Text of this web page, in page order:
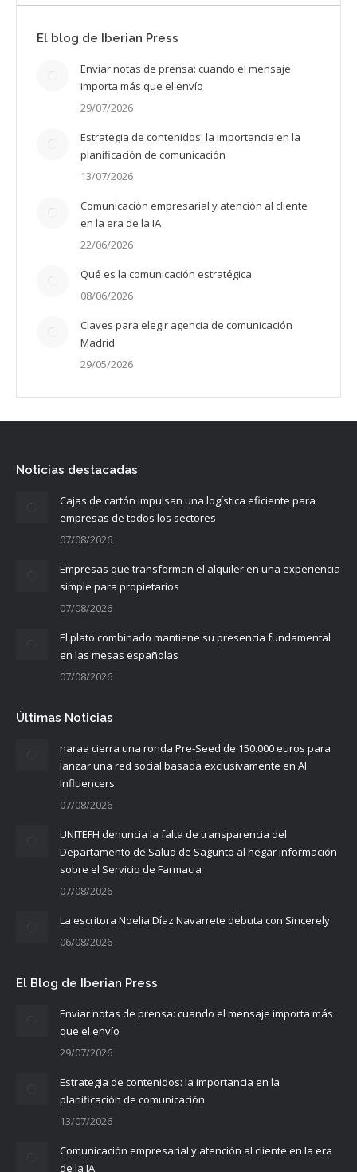
El blog de Iberian Press
Enviar notas de prensa: cuando el mensaje
importa más que el envío
29/07/2026
Estrategia de contenidos: la importancia en la
planificación de comunicación
13/07/2026
Comunicación empresarial y atención al cliente
en la era de la IA
22/06/2026
Qué es la comunicación estratégica
08/06/2026
Claves para elegir agencia de comunicación
Madrid
29/05/2026
Noticias destacadas
Cajas de cartón impulsan una logística eficiente para
empresas de todos los sectores
07/08/2026
Empresas que transforman el alquiler en una experiencia
simple para propietarios
07/08/2026
El plato combinado mantiene su presencia fundamental
en las mesas españolas
07/08/2026
Últimas Noticias
naraa cierra una ronda Pre-Seed de 150.000 euros para
lanzar una red social basada exclusivamente en AI
Influencers
07/08/2026
UNITEFH denuncia la falta de transparencia del
Departamento de Salud de Sagunto al negar información
sobre el Servicio de Farmacia
07/08/2026
La escritora Noelia Díaz Navarrete debuta con Sincerely
06/08/2026
El Blog de Iberian Press
Enviar notas de prensa: cuando el mensaje importa más
que el envío
29/07/2026
Estrategia de contenidos: la importancia en la
planificación de comunicación
13/07/2026
Comunicación empresarial y atención al cliente en la era
de la IA